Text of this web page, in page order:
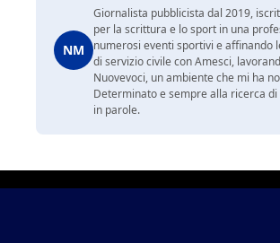
NM
Giornalista pubblicista dal 2019,
per la scrittura e lo sport in una
numerosi eventi sportivi e affinando
di servizio civile con Amesci,
Nuovevoci, un ambiente che mi ha
Determinato e sempre alla ricerca
in parole.